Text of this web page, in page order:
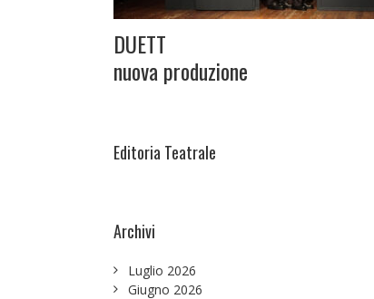
DUETT
nuova produzione
Editoria Teatrale
Archivi
Luglio 2026
Giugno 2026